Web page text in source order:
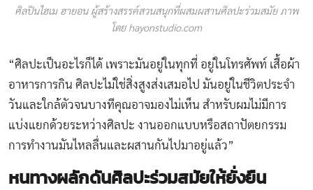
ศิลปินไฮเม ฮายอน ผู้สร้างสรรค์สวนสนุกที่ผสมผสานศิลปะร่วมสมัย ภาพ
โดย hayonstudio.com
“ศิลปะเป็นอะไรก็ได้ เพราะมันอยู่ในทุกที่ อยู่ในโทรศัพท์ เสื้อผ้า
อาหารการกิน ศิลปะไม่ใช่สิ่งสูงส่งเสมอไป มันอยู่ในชีวิตประจำ
วันและใกล้ตัวจนบางทีคุณอาจมองไม่เห็น สำหรับผมไม่มีการ
แบ่งแยกด้วยระหว่างศิลปะ งานออกแบบหรือสถาปัตยกรรม
การทำงานมันไหลลื่นและผสานกันไปมาอยู่แล้ว”
หนทางผลักดันศิลปะร่วมสมัยให้ยั่งยืน